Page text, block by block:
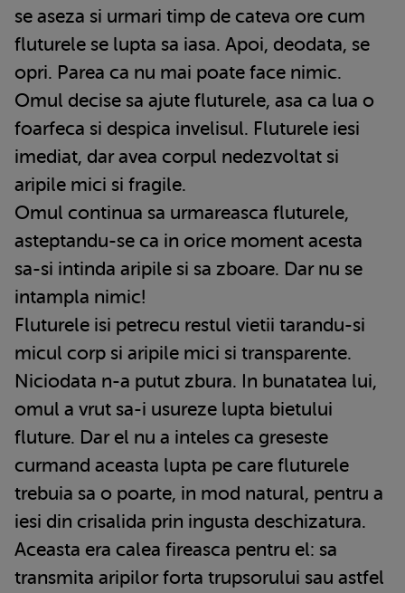
se aseza si urmari timp de cateva ore cum
fluturele se lupta sa iasa. Apoi, deodata, se
opri. Parea ca nu mai poate face nimic.
Omul decise sa ajute fluturele, asa ca lua o
foarfeca si despica invelisul. Fluturele iesi
imediat, dar avea corpul nedezvoltat si
aripile mici si fragile.
Omul continua sa urmareasca fluturele,
asteptandu-se ca in orice moment acesta
sa-si intinda aripile si sa zboare. Dar nu se
intampla nimic!
Fluturele isi petrecu restul vietii tarandu-si
micul corp si aripile mici si transparente.
Niciodata n-a putut zbura. In bunatatea lui,
omul a vrut sa-i usureze lupta bietului
fluture. Dar el nu a inteles ca greseste
curmand aceasta lupta pe care fluturele
trebuia sa o poarte, in mod natural, pentru a
iesi din crisalida prin ingusta deschizatura.
Aceasta era calea fireasca pentru el: sa
transmita aripilor forta trupsorului sau astfel